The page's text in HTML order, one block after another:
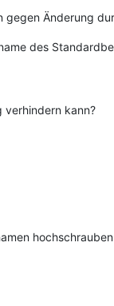
Änderung
des
verhindern kann?